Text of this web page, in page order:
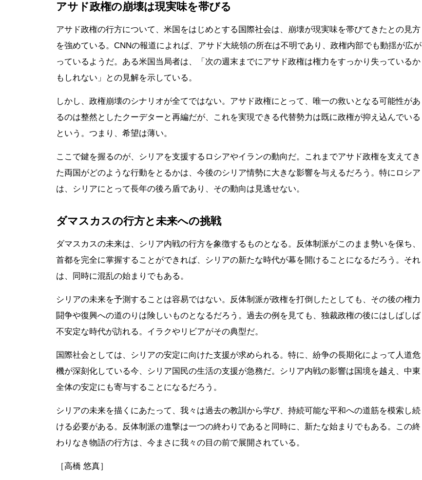
アサド政権の崩壊は現実味を帯びる
アサド政権の行方について、米国をはじめとする国際社会は、崩壊が現実味を帯びてきたとの見方
を強めている。CNNの報道によれば、アサド大統領の所在は不明であり、政権内部でも動揺が広が
っているようだ。ある米国当局者は、「次の週末までにアサド政権は権力をすっかり失っているか
もしれない」との見解を示している。
しかし、政権崩壊のシナリオが全てではない。アサド政権にとって、唯一の救いとなる可能性があ
るのは整然としたクーデターと再編だが、これを実現できる代替勢力は既に政権が抑え込んでいる
という。つまり、希望は薄い。
ここで鍵を握るのが、シリアを支援するロシアやイランの動向だ。これまでアサド政権を支えてき
た両国がどのような行動をとるかは、今後のシリア情勢に大きな影響を与えるだろう。特にロシア
は、シリアにとって長年の後ろ盾であり、その動向は見逃せない。
ダマスカスの行方と未来への挑戦
ダマスカスの未来は、シリア内戦の行方を象徴するものとなる。反体制派がこのまま勢いを保ち、
首都を完全に掌握することができれば、シリアの新たな時代が幕を開けることになるだろう。それ
は、同時に混乱の始まりでもある。
シリアの未来を予測することは容易ではない。反体制派が政権を打倒したとしても、その後の権力
闘争や復興への道のりは険しいものとなるだろう。過去の例を見ても、独裁政権の後にはしばしば
不安定な時代が訪れる。イラクやリビアがその典型だ。
国際社会としては、シリアの安定に向けた支援が求められる。特に、紛争の長期化によって人道危
機が深刻化している今、シリア国民の生活の支援が急務だ。シリア内戦の影響は国境を越え、中東
全体の安定にも寄与することになるだろう。
シリアの未来を描くにあたって、我々は過去の教訓から学び、持続可能な平和への道筋を模索し続
ける必要がある。反体制派の進撃は一つの終わりであると同時に、新たな始まりでもある。この終
わりなき物語の行方は、今まさに我々の目の前で展開されている。
［高橋 悠真］